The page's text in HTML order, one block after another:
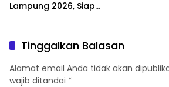
Lampung 2026, Siap
Tinggalkan Balasan
Alamat email Anda tidak akan
wajib ditandai *